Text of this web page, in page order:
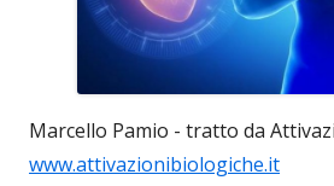
Marcello Pamio - tratto da
www.attivazionibiologiche.it